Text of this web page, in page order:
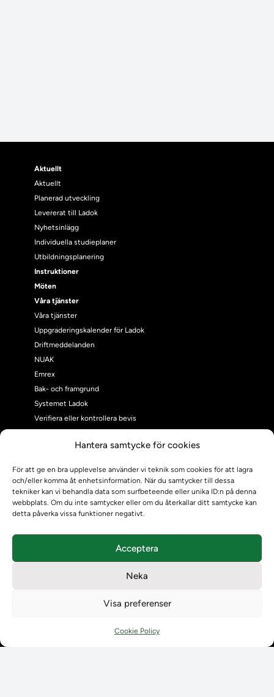
Hantera samtycke för cookies
För att ge en bra upplevelse använder vi teknik som cookies för att lagra
och/eller komma åt enhetsinformation. När du samtycker till dessa
tekniker kan vi behandla data som surfbeteende eller unika ID:n på denna
webbplats. Om du inte samtycker eller om du återkallar ditt samtycke kan
detta påverka vissa funktioner negativt.
Acceptera
Neka
Visa preferenser
Cookie Policy
Aktuellt
Aktuellt
Planerad utveckling
Levererat till Ladok
Nyhetsinlägg
Individuella studieplaner
Utbildningsplanering
Instruktioner
Möten
Våra tjänster
Våra tjänster
Uppgraderingskalender för Ladok
Driftmeddelanden
NUAK
Emrex
Bak- och framgrund
Systemet Ladok
Verifiera eller kontrollera bevis
Om Ladokkonsortiet
Ladokkonsortiet internationellt
Vision, strategi och produktplan
Användarkontakter
Kontaktuppgifter till lärosätenas Ladoksupport